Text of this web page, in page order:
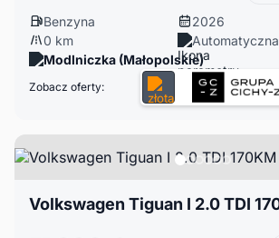
Benzyna
2026
0 km
Automatyczna
Modlniczka (Małopolskie)
Zobacz oferty: